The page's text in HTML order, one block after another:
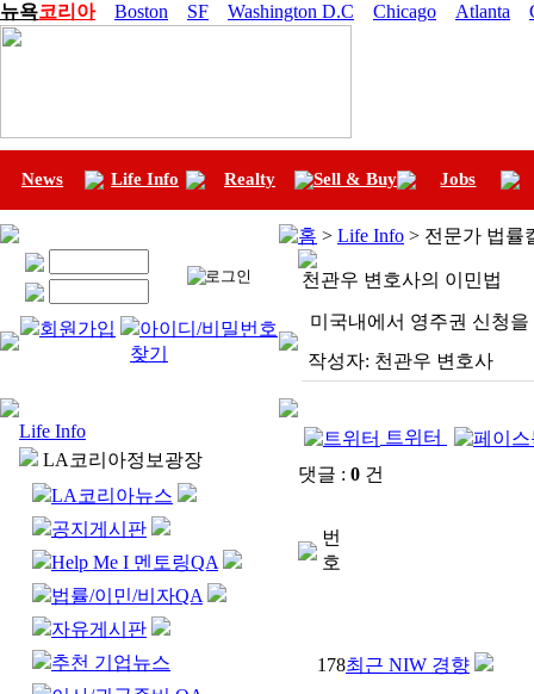
뉴욕코리아 Boston SF Washington D.C Chicago Atlanta
News Life Info Realty Sell & Buy Jobs
회원가입
아이디/비밀번호
찾기
Life Info
LA코리아정보광장
LA코리아뉴스
공지게시판
Help Me I 멘토링QA
법률/이민/비자QA
자유게시판
추천 기업뉴스
홈 > Life Info > 전문가 법률
천관우 변호사의 이민법
미국내에서 영주권 신청
작성자: 천관우 변호사
트위터
댓글 : 0 건
번
호
178최근 NIW 경향